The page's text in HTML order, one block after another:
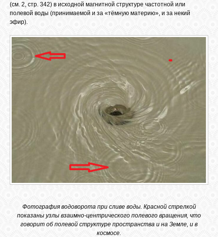
(см. 2, стр. 342) в исходной магнитной структуре частотной или
полевой воды (принимаемой и за «тёмную материю», и за некий
эфир).
Фотография водоворота при сливе воды. Красной стрелкой
показаны узлы взаимно-центрического полевого вращения, что
говорит об полевой структуре пространства и на Земле, и в
космосе.